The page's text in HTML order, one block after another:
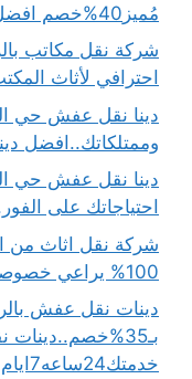
مُميز40%خصم افضل نقل اثاث بالرياض..اتصل الـأن
احترافي لأثاث
وممتلكاتك..افضل
دينا نقل عفش حي
احتياجاتك على الفور..20%
شركة نقل اثاث من
100% يراعي خصوصية رحلتك وأغراضك
دينات نقل عفش
خدمتك24ساعه7ايام